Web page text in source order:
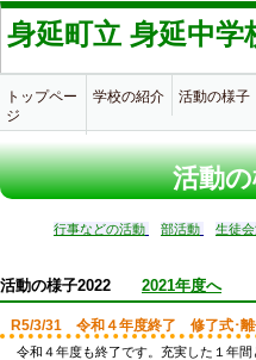
身延町立 身延中学
活動
トップペー
ジ
学校の紹介 活動の様子
活動の様子2022 2021年度へ
R5/3/31 令和４年度終了 修了式･離
令和４年度も終了です。充実した１年間
行事などの活動 部活動 生徒